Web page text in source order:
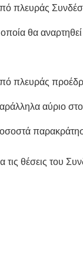
πλευράς
θα
πλευράς
αύριο
τις θέσεις του